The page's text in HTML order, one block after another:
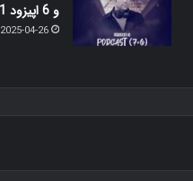
و 6 اپیزود 1
2025-04-26